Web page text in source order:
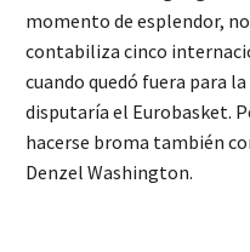
momento de esplendor,
contabiliza cinco
cuando quedó fuera para
disputaría el Eurobasket.
hacerse broma también
Denzel Washington.